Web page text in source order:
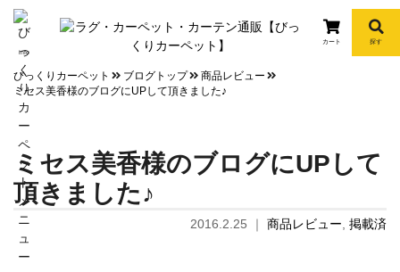
info
カート 探す
びっくりカーペット ブログトップ
商品レビュー
ミセス美香様のブログにUPして頂きました♪
ミセス美香様のブログにUPして
頂きました♪
2016.2.25 ｜ 商品レビュー 掲載済